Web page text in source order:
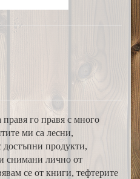
го правя с много
ми са лесни,
достъпни продукти,
снимани лично от
се от книги, тефтерите